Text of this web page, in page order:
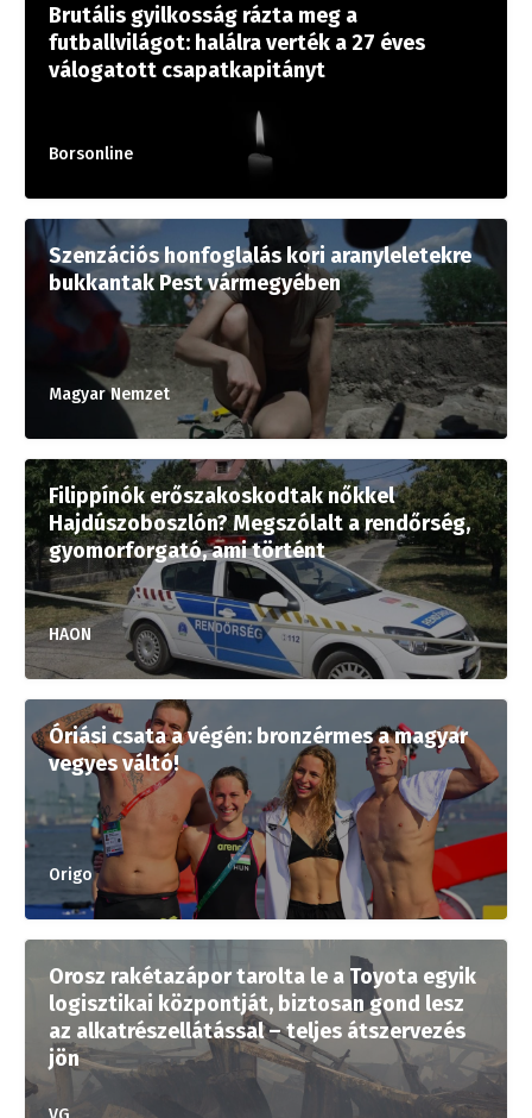
Brutális gyilkosság rázta meg a
futballvilágot: halálra verték a 27 éves
válogatott csapatkapitányt
Borsonline
Szenzációs honfoglalás kori aranyleletekre
bukkantak Pest vármegyében
Magyar Nemzet
Filippínók erőszakoskodtak nőkkel
Hajdúszoboszlón? Megszólalt a rendőrség,
gyomorforgató, ami történt
HAON
Óriási csata a végén: bronzérmes a magyar
vegyes váltó!
Origo
Orosz rakétazápor tarolta le a Toyota egyik
logisztikai központját, biztosan gond lesz
az alkatrészellátással – teljes átszervezés
jön